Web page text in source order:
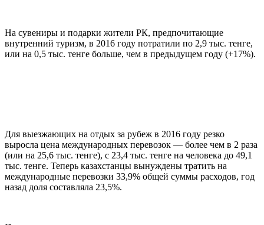
На сувениры и подарки жители РК, предпочитающие
внутренний туризм, в 2016 году потратили по 2,9 тыс. тенге,
или на 0,5 тыс. тенге больше, чем в предыдущем году (+17%).
Для выезжающих на отдых за рубеж в 2016 году резко
выросла цена международных перевозок — более чем в 2 раза
(или на 25,6 тыс. тенге), с 23,4 тыс. тенге на человека до 49,1
тыс. тенге. Теперь казахстанцы вынуждены тратить на
международные перевозки 33,9% общей суммы расходов, год
назад доля составляла 23,5%.